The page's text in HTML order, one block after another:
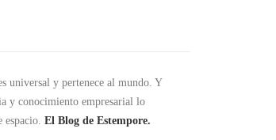
universal y pertenece al mundo. Y
y conocimiento empresarial lo
espacio. El Blog de Estempore.